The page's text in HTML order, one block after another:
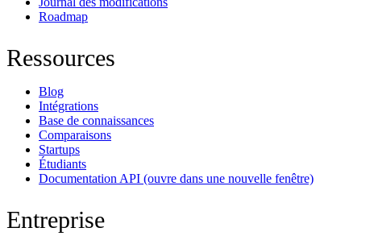
Roadmap
Ressources
Blog
Intégrations
Base de connaissances
Comparaisons
Startups
Étudiants
Documentation API (ouvre dans une nouvelle fenêtre)
Entreprise